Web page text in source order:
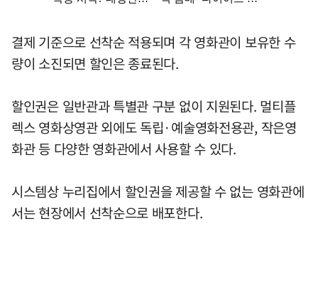
결제 기준으로 선착순 적용되며 각 영화관이 보유한 수
량이 소진되면 할인은 종료된다.
할인권은 일반관과 특별관 구분 없이 지원된다. 멀티플
렉스 영화상영관 외에도 독립·예술영화전용관, 작은영
화관 등 다양한 영화관에서 사용할 수 있다.
시스템상 누리집에서 할인권을 제공할 수 없는 영화관에
서는 현장에서 선착순으로 배포한다.